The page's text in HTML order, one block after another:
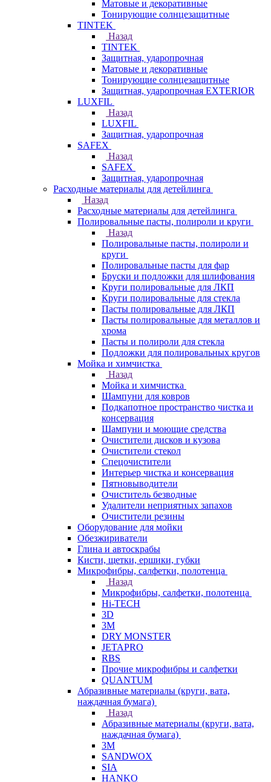
Матовые и декоративные
Тонирующие солнцезащитные
TINTEK
Назад
TINTEK
Защитная, ударопрочная
Матовые и декоративные
Тонирующие солнцезащитные
Защитная, ударопрочная EXTERIOR
LUXFIL
Назад
LUXFIL
Защитная, ударопрочная
SAFEX
Назад
SAFEX
Защитная, ударопрочная
Расходные материалы для детейлинга
Назад
Расходные материалы для детейлинга
Полировальные пасты, полироли и круги
Назад
Полировальные пасты, полироли и
круги
Полировальные пасты для фар
Бруски и подложки для шлифования
Круги полировальные для ЛКП
Круги полировальные для стекла
Пасты полировальные для ЛКП
Пасты полировальные для металлов и
хрома
Пасты и полироли для стекла
Подложки для полировальных кругов
Мойка и химчистка
Назад
Мойка и химчистка
Шампуни для ковров
Подкапотное пространство чистка и
консервация
Шампуни и моющие средства
Очистители дисков и кузова
Очистители стекол
Спецочистители
Интерьер чистка и консервация
Пятновыводители
Очиститель безводные
Удалители неприятных запахов
Очистители резины
Оборудование для мойки
Обезжириватели
Глина и автоскрабы
Кисти, щетки, ершики, губки
Микрофибры, салфетки, полотенца
Назад
Микрофибры, салфетки, полотенца
Hi-TECH
3D
3М
DRY MONSTER
JETAPRO
RBS
Прочие микрофибры и салфетки
QUANTUM
Абразивные материалы (круги, вата,
наждачная бумага)
Назад
Абразивные материалы (круги, вата,
наждачная бумага)
3М
SANDWOX
SIA
HANKO